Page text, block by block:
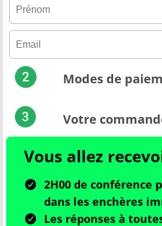
Modes de
Votre
Vous allez
2H00 de conférence
dans les enchères
Les réponses à